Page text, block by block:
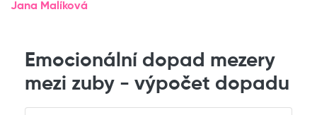
Jana Malíková
Emocionální dopad mezery
mezi zuby - výpočet dopadu